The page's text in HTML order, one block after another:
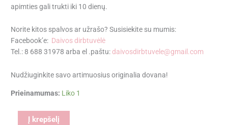
apimties gali trukti iki 10 dienų.
Norite kitos spalvos ar užrašo? Susisiekite su mumis:
Facebook’e: Daivos dirbtuvėlė
Tel.: 8 688 31978 arba el .paštu: daivosdirbtuvele@gmail.com
Nudžiuginkite savo artimuosius originalia dovana!
Prieinamumas: Liko 1
Į krepšelį